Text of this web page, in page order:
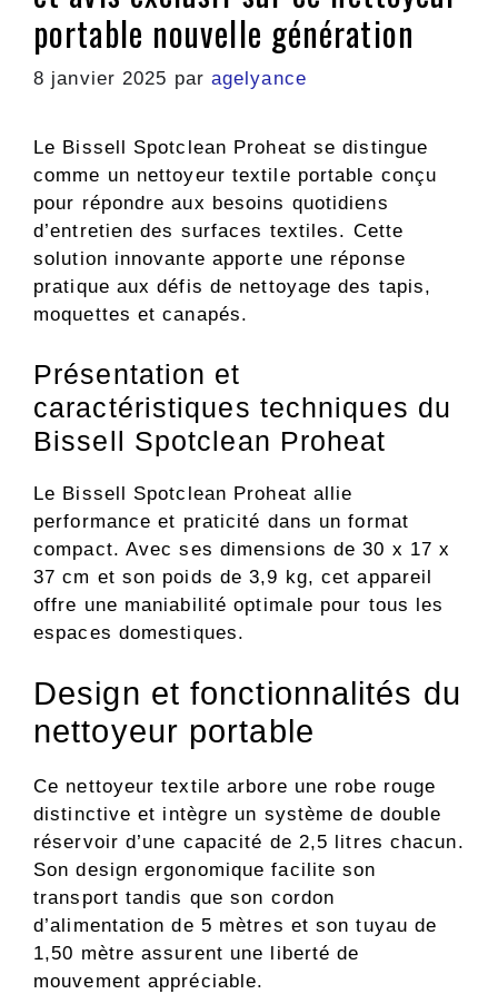
portable nouvelle génération
8 janvier 2025 par agelyance
Le Bissell Spotclean Proheat se distingue
comme un nettoyeur textile portable conçu
pour répondre aux besoins quotidiens
d’entretien des surfaces textiles. Cette
solution innovante apporte une réponse
pratique aux défis de nettoyage des tapis,
moquettes et canapés.
Présentation et
caractéristiques techniques du
Bissell Spotclean Proheat
Le Bissell Spotclean Proheat allie
performance et praticité dans un format
compact. Avec ses dimensions de 30 x 17 x
37 cm et son poids de 3,9 kg, cet appareil
offre une maniabilité optimale pour tous les
espaces domestiques.
Design et fonctionnalités du
nettoyeur portable
Ce nettoyeur textile arbore une robe rouge
distinctive et intègre un système de double
réservoir d’une capacité de 2,5 litres chacun.
Son design ergonomique facilite son
transport tandis que son cordon
d’alimentation de 5 mètres et son tuyau de
1,50 mètre assurent une liberté de
mouvement appréciable.